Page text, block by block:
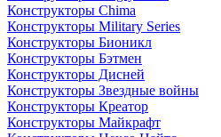
Конструкторы Chima
Конструкторы Military Series
Конструкторы Бионикл
Конструкторы Бэтмен
Конструкторы Дисней
Конструкторы Звездные войны
Конструкторы Креатор
Конструкторы Майкрафт